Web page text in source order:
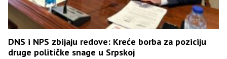
DNS i NPS zbijaju redove: Kreće borba za poziciju
druge političke snage u Srpskoj